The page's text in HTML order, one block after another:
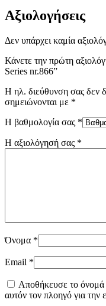
Αξιολογήσεις
Δεν υπάρχει καμία
Κάνετε την πρώτη
Series nr.866”
Η ηλ. διεύθυνση σας δεν
σημειώνονται με *
Η βαθμολογία σας *
Η αξιολόγησή σας *
Όνομα *
Email *
Αποθήκευσε το όνομά
αυτόν τον πλοηγό για